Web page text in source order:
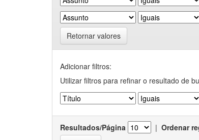
Retornar valores
Adicionar filtros:
Utilizar filtros para refinar o resultado de
Resultados/Página | Ordenar